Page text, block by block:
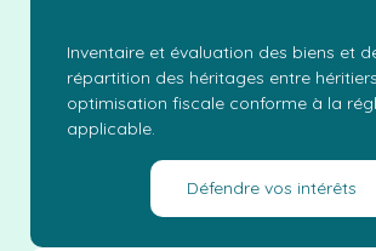
Inventaire et évaluation des biens et
répartition des héritages entre
optimisation fiscale conforme à la
applicable.
Défendre vos intérêts